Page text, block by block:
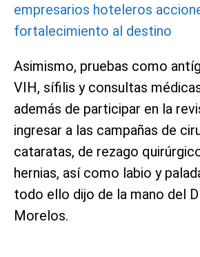
empresarios hoteleros
fortalecimiento al destino
Asimismo, pruebas como
VIH, sífilis y consultas
además de participar en la
ingresar a las campañas de
cataratas, de rezago
hernias, así como labio y
todo ello dijo de la mano del
Morelos.